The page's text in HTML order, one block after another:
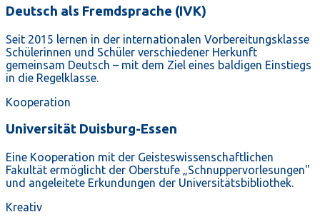
Deutsch als Fremdsprache (IVK)
Seit 2015 lernen in der internationalen Vorbereitungsklasse
Schülerinnen und Schüler verschiedener Herkunft
gemeinsam Deutsch – mit dem Ziel eines baldigen Einstiegs
in die Regelklasse.
Kooperation
Universität Duisburg-Essen
Eine Kooperation mit der Geisteswissenschaftlichen
Fakultät ermöglicht der Oberstufe „Schnuppervorlesungen"
und angeleitete Erkundungen der Universitätsbibliothek.
Kreativ